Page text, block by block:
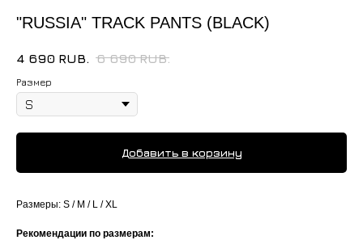
"RUSSIA" TRACK PANTS (BLACK)
4 690 RUB. 6 690 RUB.
Размер
Добавить в корзину
Размеры: S / M / L / XL
Рекомендации по размерам: